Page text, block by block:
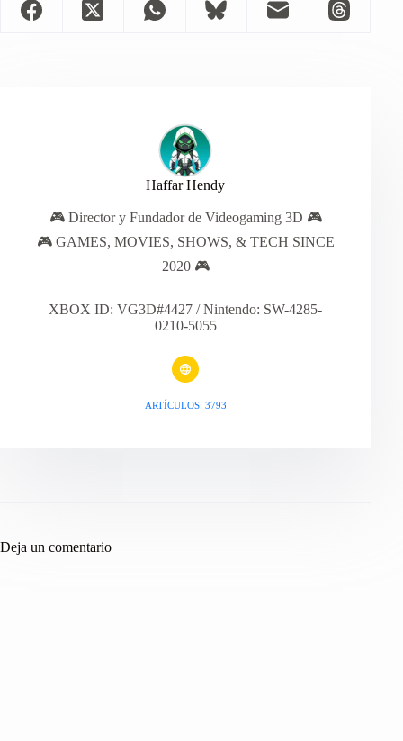
Haffar Hendy
🎮 Director y Fundador de Videogaming 3D 🎮
🎮 GAMES, MOVIES, SHOWS, & TECH SINCE
2020 🎮
XBOX ID: VG3D#4427 / Nintendo: SW-4285-
0210-5055
ARTÍCULOS: 3793
Deja un comentario